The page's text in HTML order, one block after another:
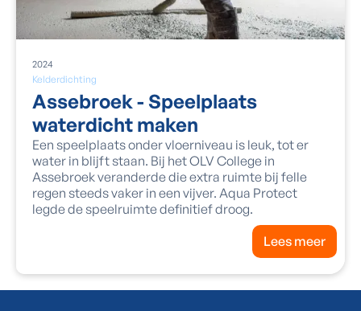
Kelderdichting
2024
Assebroek - Speelplaats
waterdicht maken
Een speelplaats onder vloerniveau is leuk, tot er
water in blijft staan. Bij het OLV College in
Assebroek veranderde die extra ruimte bij felle
regen steeds vaker in een vijver. Aqua Protect
legde de speelruimte definitief droog.
Lees meer